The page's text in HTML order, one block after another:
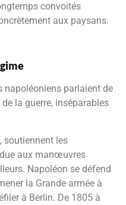
convoités
aux paysans.
napoléoniens parlaient de
la guerre, inséparables
soutiennent les
due aux manœuvres
Napoléon se défend
la Grande armée à
à Berlin. De 1805 à